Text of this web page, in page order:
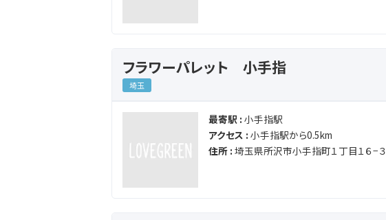
フラワーパレット 小手指
埼玉
最寄駅 : 小手指駅
アクセス : 小手指駅から0.5km
住所 : 埼玉県所沢市小手指町１丁目１６−３